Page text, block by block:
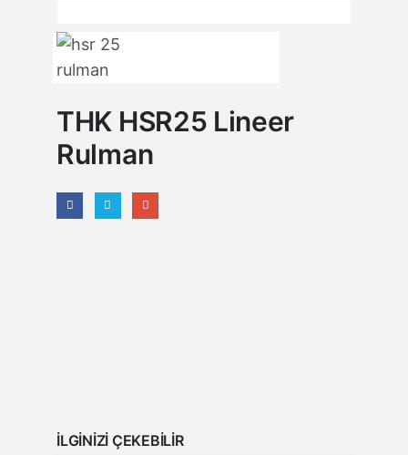
THK HSR25 Lineer
Rulman
İLGINIZI ÇEKEBILIR